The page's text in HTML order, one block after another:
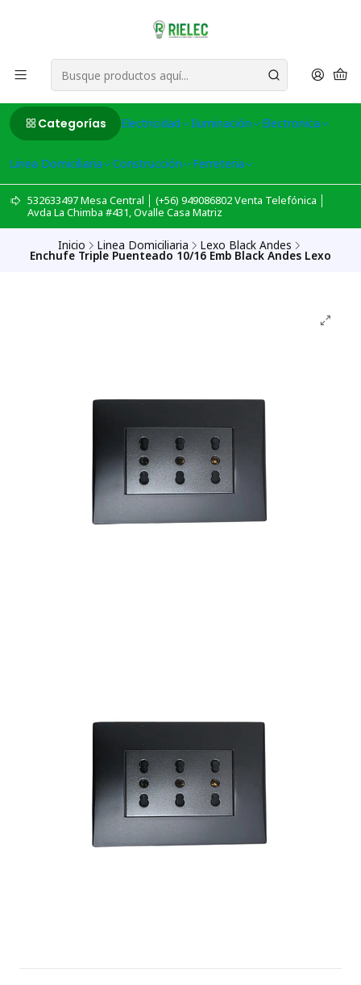
Categorías Electricidad Iluminación Electronica
Linea Domiciliaria Construcción Ferreteria
532633497 Mesa Central │ (+56) 949086802 Venta Telefónica │
Avda La Chimba #431, Ovalle Casa Matriz
Inicio Linea Domiciliaria Lexo Black Andes
Enchufe Triple Puenteado 10/16 Emb Black Andes Lexo